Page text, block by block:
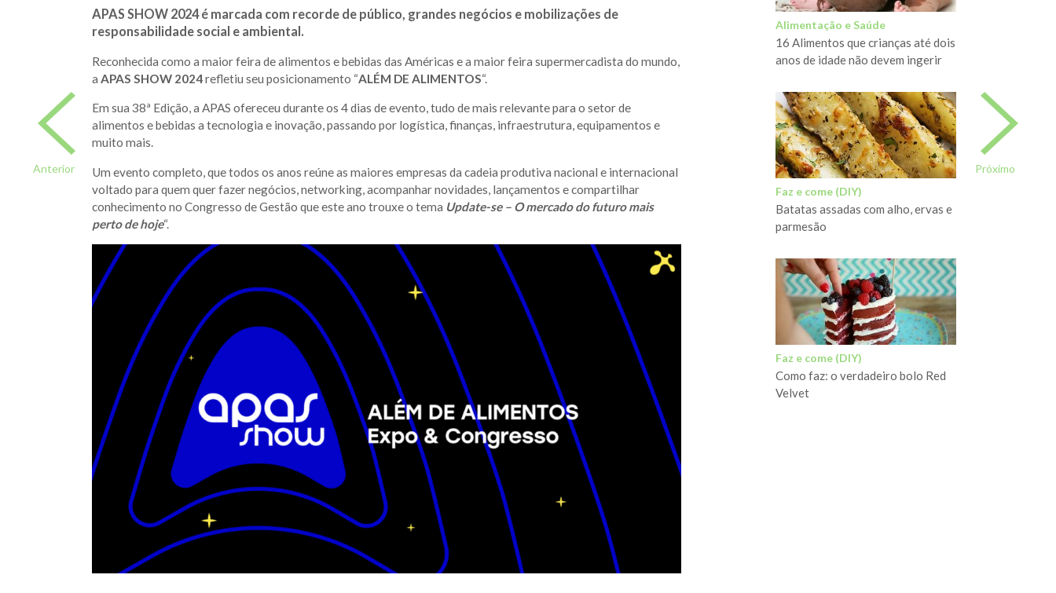
Anterior Próximo
APAS SHOW 2024 é marcada com recorde de público, grandes negócios e mobilizações de
responsabilidade social e ambiental.
Reconhecida como a maior feira de alimentos e bebidas das Américas e a maior feira supermercadista do mundo,
a APAS SHOW 2024refletiu seu posicionamento “ALÉM DE ALIMENTOS“.
Em sua 38ª Edição, a APAS ofereceu durante os 4 dias de evento, tudo de mais relevante para o setor de
alimentos e bebidas a tecnologia e inovação, passando por logística, finanças, infraestrutura, equipamentos e
muito mais.
Um evento completo, que todos os anos reúne as maiores empresas da cadeia produtiva nacional e internacional
voltado para quem quer fazer negócios, networking, acompanhar novidades, lançamentos e compartilhar
conhecimento no Congresso de Gestão que este ano trouxe o tema Update-se – O mercado do futuro mais
perto de hoje“.
Alimentação e Saúde
16 Alimentos que crianças até dois
anos de idade não devem ingerir
Faz e come (DIY)
Batatas assadas com alho, ervas e
parmesão
Faz e come (DIY)
Como faz: o verdadeiro bolo Red
Velvet